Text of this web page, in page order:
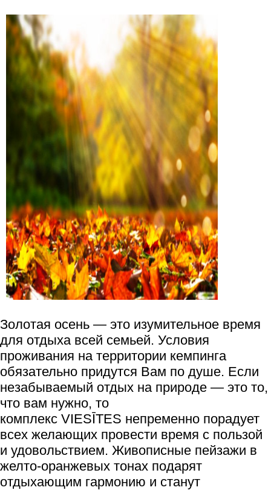
Золотая осень — это изумительное время
для отдыха всей семьей. Условия
проживания на территории кемпинга
обязательно придутся Вам по душе. Если
незабываемый отдых на природе — это то,
что вам нужно, то
комплекс VIESĪTES непременно порадует
всех желающих провести время с пользой
и удовольствием. Живописные пейзажи в
желто-оранжевых тонах подарят
отдыхающим гармонию и станут